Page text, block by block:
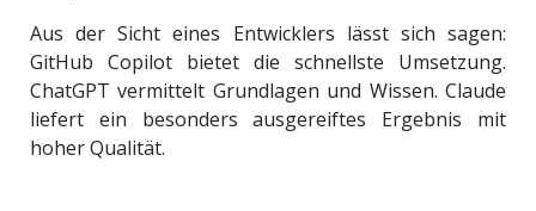
Aus der Sicht eines Entwicklers lässt sich sagen:
GitHub Copilot bietet die schnellste Umsetzung.
ChatGPT vermittelt Grundlagen und Wissen. Claude
liefert ein besonders ausgereiftes Ergebnis mit
hoher Qualität.